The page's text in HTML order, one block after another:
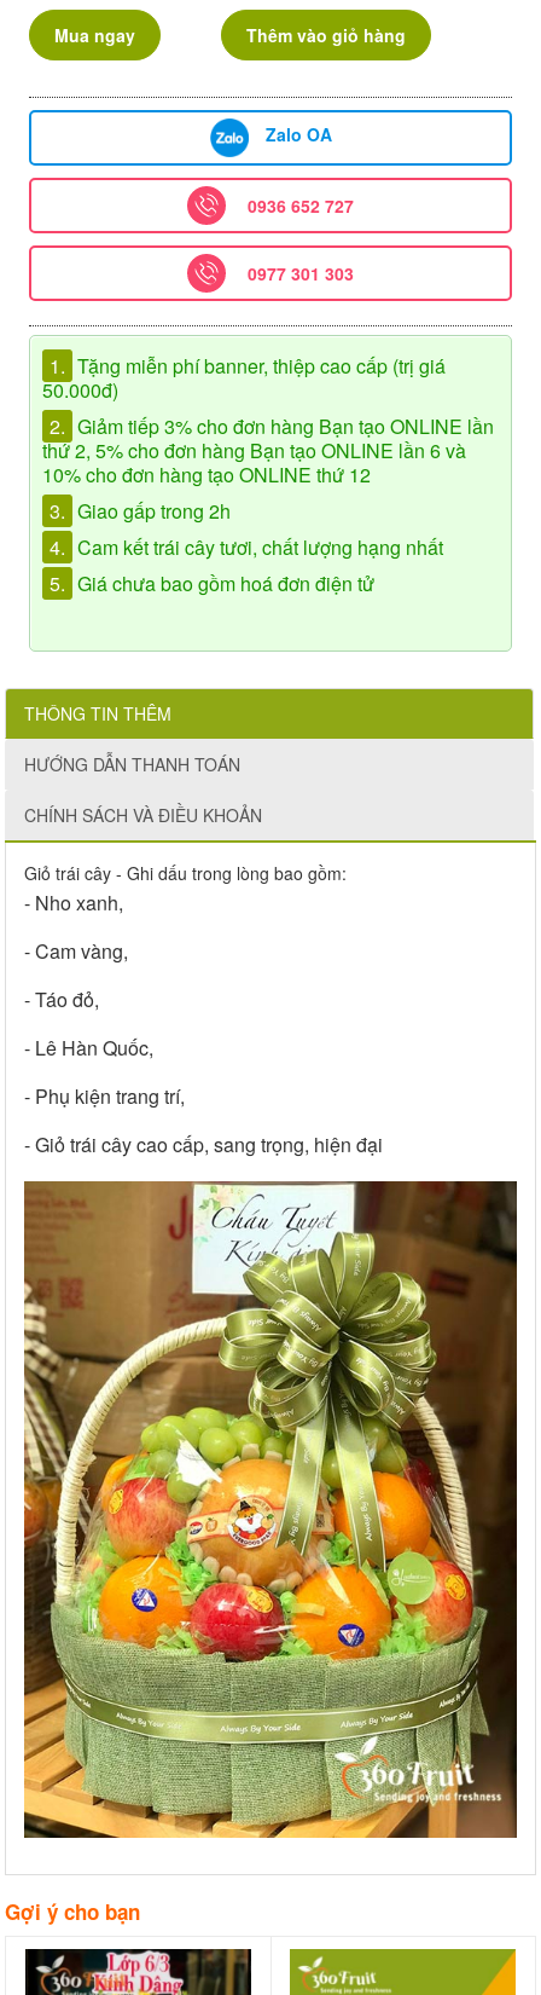
Mua ngay Thêm vào giỏ hàng
Zalo OA
0936 652 727
0977 301 303
1. Tặng miễn phí banner, thiệp cao cấp (trị giá
50.000đ)
2. Giảm tiếp 3% cho đơn hàng Bạn tạo ONLINE lần
thứ 2, 5% cho đơn hàng Bạn tạo ONLINE lần 6 và
10% cho đơn hàng tạo ONLINE thứ 12
3. Giao gấp trong 2h
4. Cam kết trái cây tươi, chất lượng hạng nhất
5. Giá chưa bao gồm hoá đơn điện tử
THÔNG TIN THÊM
HƯỚNG DẪN THANH TOÁN
CHÍNH SÁCH VÀ ĐIỀU KHOẢN
Giỏ trái cây - Ghi dấu trong lòng bao gồm:
- Nho xanh,
- Cam vàng,
- Táo đỏ,
- Lê Hàn Quốc,
- Phụ kiện trang trí,
- Giỏ trái cây cao cấp, sang trọng, hiện đại
Gợi ý cho bạn